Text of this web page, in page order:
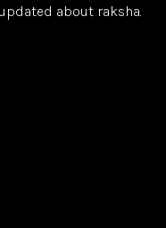
about raksha.